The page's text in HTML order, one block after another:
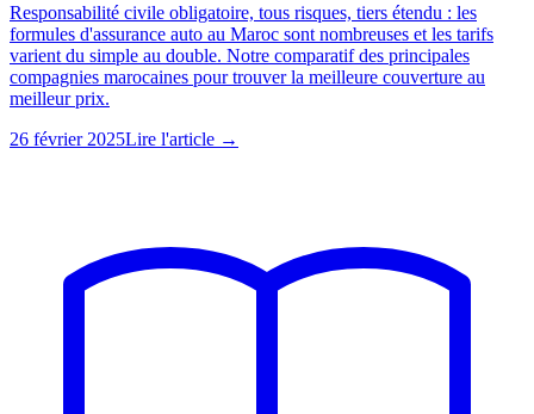
Responsabilité civile obligatoire, tous risques, tiers étendu : les
formules d'assurance auto au Maroc sont nombreuses et les tarifs
varient du simple au double. Notre comparatif des principales
compagnies marocaines pour trouver la meilleure couverture au
meilleur prix.
26 février 2025Lire l'article →